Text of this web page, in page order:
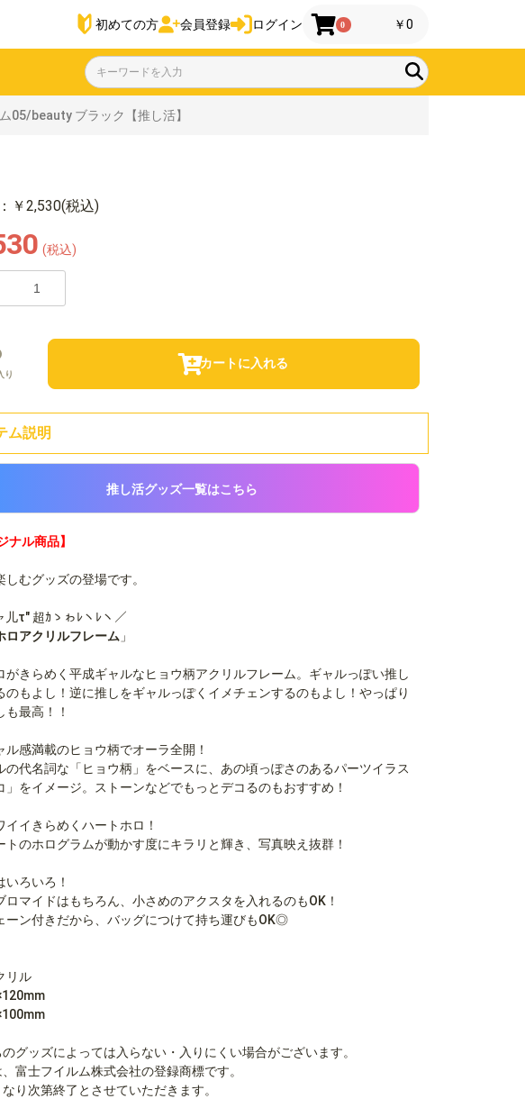
初めての方 会員登録 ログイン 0 ￥0
05/beauty ブラック【推し活】
￥2,530(税込)
(税込)
り
カートに入れる
ム説明
推し活グッズ一覧はこちら
ナル商品】
しむグッズの登場です。
儿τ″ 超ｶゝゎﾚヽﾚヽ／
ロアクリルフレーム 」
がきらめく平成ギャルなヒョウ柄アクリルフレーム。ギャルっぽい推し
のもよし！逆に推しをギャルっぽくイメチェンするのもよし！やっぱり
も最高！！
感満載のヒョウ柄でオーラ全開！
の代名詞な「ヒョウ柄」をベースに、あの頃っぽさのあるパーツイラス
」をイメージ。ストーンなどでもっとデコるのもおすすめ！
イきらめくハートホロ！
トのホログラムが動かす度にキラリと輝き、写真映え抜群！
ろいろ！
ロマイドはもちろん、小さめのアクスタを入れるのもOK！
ーン付きだから、バッグにつけて持ち運びもOK◎
リル
グッズによっては入らない・入りにくい場合がございます。
富士フイルム株式会社の登録商標です。
り次第終了とさせていただきます。